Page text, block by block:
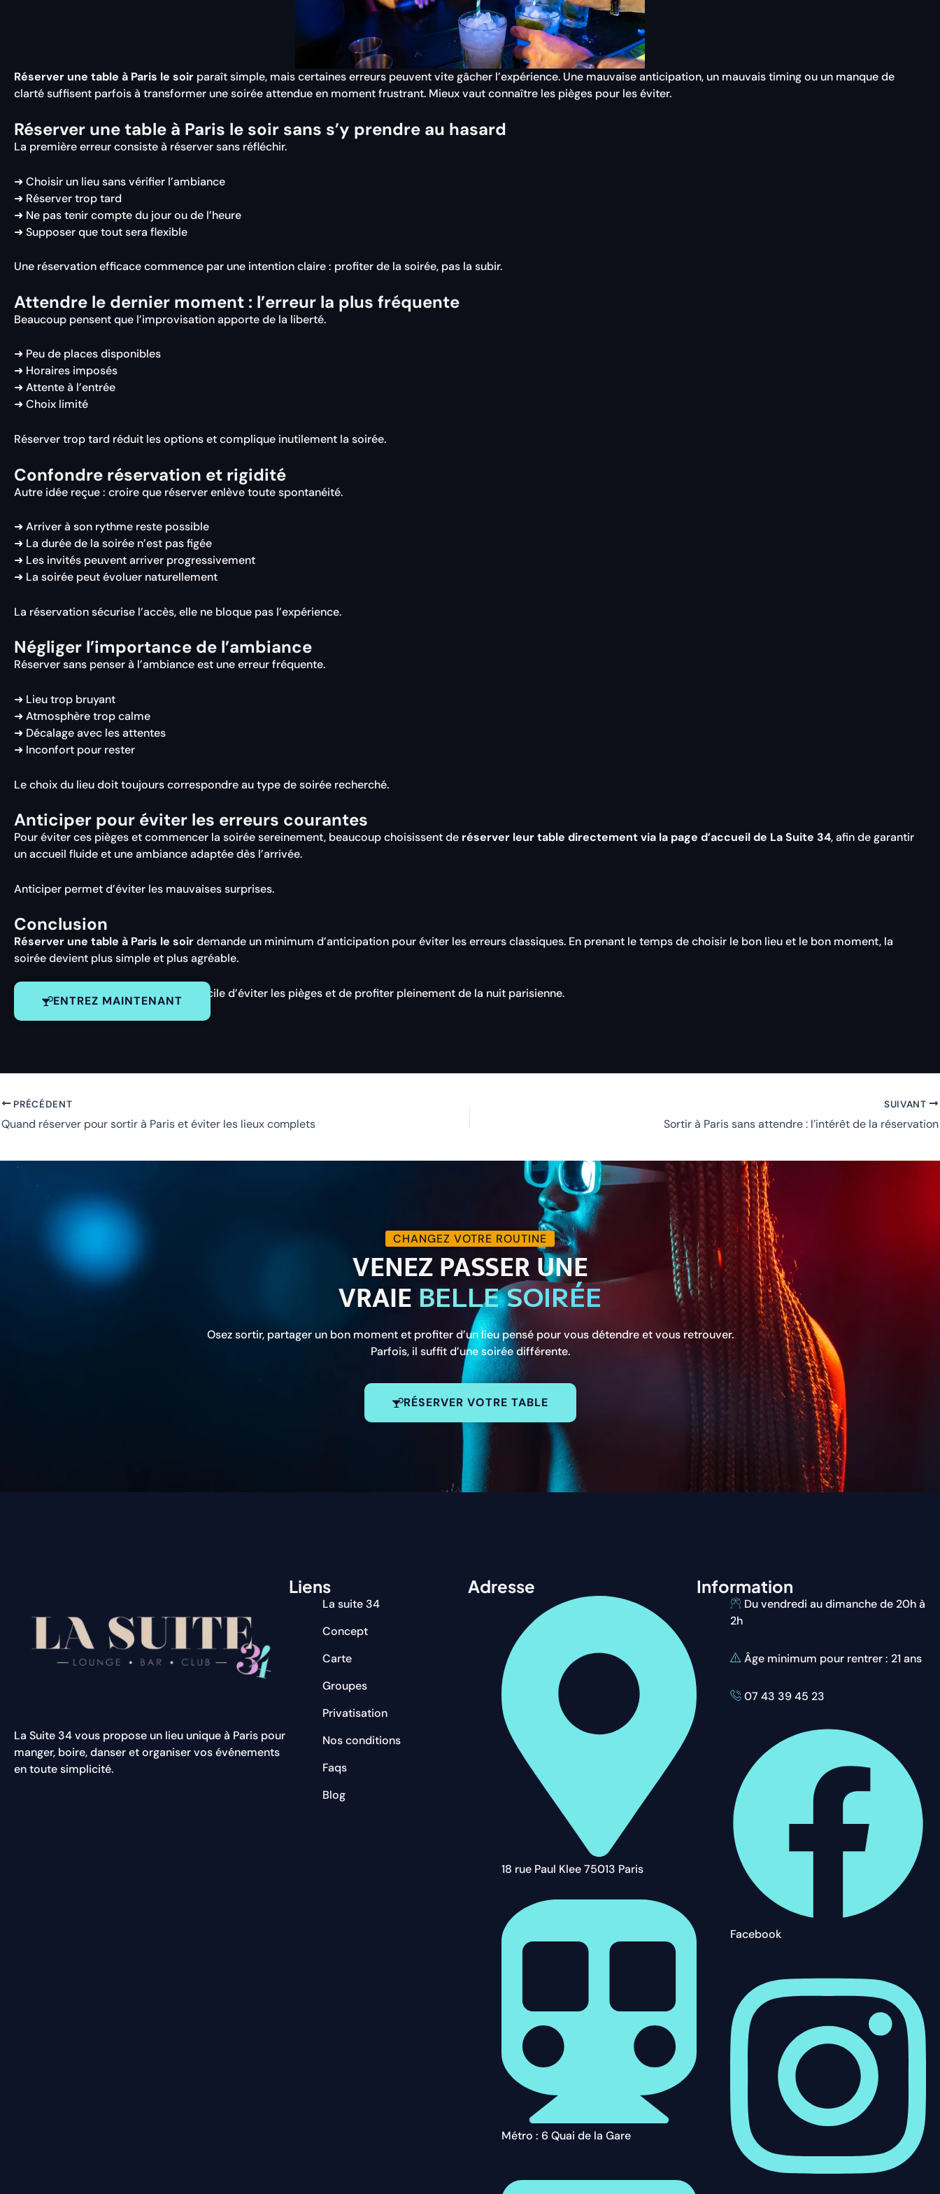
Réserver une table à Paris le soir paraît simple, mais certaines erreurs peuvent vite gâcher l’expérience. Une mauvaise anticipation, un mauvais timing ou un manque de
clarté suffisent parfois à transformer une soirée attendue en moment frustrant. Mieux vaut connaître les pièges pour les éviter.
Réserver une table à Paris le soir sans s’y prendre au hasard
La première erreur consiste à réserver sans réfléchir.
➜ Choisir un lieu sans vérifier l’ambiance
➜ Réserver trop tard
➜ Ne pas tenir compte du jour ou de l’heure
➜ Supposer que tout sera flexible
Une réservation efficace commence par une intention claire : profiter de la soirée, pas la subir.
Attendre le dernier moment : l’erreur la plus fréquente
Beaucoup pensent que l’improvisation apporte de la liberté.
➜ Peu de places disponibles
➜ Horaires imposés
➜ Attente à l’entrée
➜ Choix limité
Réserver trop tard réduit les options et complique inutilement la soirée.
Confondre réservation et rigidité
Autre idée reçue : croire que réserver enlève toute spontanéité.
➜ Arriver à son rythme reste possible
➜ La durée de la soirée n’est pas figée
➜ Les invités peuvent arriver progressivement
➜ La soirée peut évoluer naturellement
La réservation sécurise l’accès, elle ne bloque pas l’expérience.
Négliger l’importance de l’ambiance
Réserver sans penser à l’ambiance est une erreur fréquente.
➜ Lieu trop bruyant
➜ Atmosphère trop calme
➜ Décalage avec les attentes
➜ Inconfort pour rester
Le choix du lieu doit toujours correspondre au type de soirée recherché.
Anticiper pour éviter les erreurs courantes
Pour éviter ces pièges et commencer la soirée sereinement, beaucoup choisissent de réserver leur table directement via la page d’accueil de La Suite 34, afin de garantir
un accueil fluide et une ambiance adaptée dès l’arrivée.
Anticiper permet d’éviter les mauvaises surprises.
Conclusion
Réserver une table à Paris le soirdemande un minimum d’anticipation pour éviter les erreurs classiques. En prenant le temps de choisir le bon lieu et le bon moment, la
soirée devient plus simple et plus agréable.
réservant à l’avance, il devient facile d’éviter les pièges et de profiter pleinement de la nuit parisienne.
ENTREZ MAINTENANT
PRÉCÉDENT
Quand réserver pour sortir à Paris et éviter les lieux complets
SUIVANT
Sortir à Paris sans attendre : l’intérêt de la réservation
CHANGEZ VOTRE ROUTINE
VENEZ PASSER UNE
VRAIE BELLE SOIRÉE
Osez sortir, partager un bon moment et profiter d’un lieu pensé pour vous détendre et vous retrouver.
Parfois, il suffit d’une soirée différente.
RÉSERVER VOTRE TABLE
La Suite 34 vous propose un lieu unique à Paris pour
manger, boire, danser et organiser vos événements
en toute simplicité.
Liens
La suite 34
Concept
Carte
Groupes
Privatisation
Nos conditions
Faqs
Blog
Adresse
18 rue Paul Klee 75013 Paris
Métro : 6 Quai de la Gare
Information
Du vendredi au dimanche de 20h à
2h
Âge minimum pour rentrer : 21 ans
07 43 39 45 23
Facebook